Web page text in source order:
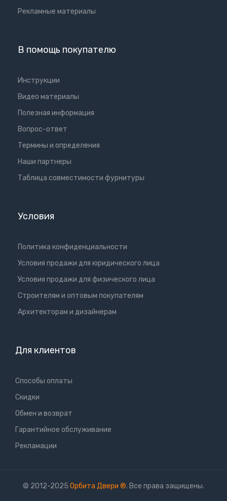
Рекламные материалы
В помощь покупателю
Инструкции
Видео материалы
Полезная информация
Вопрос-ответ
Термины и определения
Наши партнеры
Таблица совместимости фурнитуры
Условия
Политика конфиденциальности
Условия продажи для юридического лица
Условия продажи для физического лица
Cтроителям и оптовым покупателям
Aрхитекторам и дизайнерам
Для клиентов
Способы оплаты
Скидки
Обмен и возврат
Гарантийное обслуживание
Рекламации
© 2012-2025 Орбита Двери ®. Все права защищены.